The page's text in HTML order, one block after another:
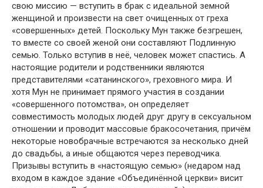
свою миссию — вступить в брак с идеальной земной
женщиной и произвести на свет очищенных от греха
«совершенных» детей. Поскольку Мун также безгрешен,
то вместе со своей женой они составляют Подлинную
семью. Только вступив в неё, человек может спастись. А
настоящие родители и родственники являются
представителями «сатанинского», греховного мира. И
хотя Мун не принимает прямого участия в создании
«совершенного потомства», он определяет
совместимость молодых людей друг другу в сексуальном
отношении и проводит массовые бракосочетания, причём
некоторые новобрачные встречаются за несколько дней
до свадьбы, а иные общаются через переводчика.
Призывы вступить в «настоящую семью» (недаром над
входом в каждое здание «Объединённой церкви» висит